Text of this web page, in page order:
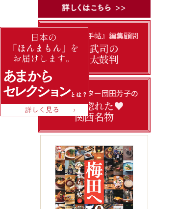
『あまから手帖』編集顧問
門上武司の
美味太鼓判
フードライター団田芳子の
私の惚れた♥
関西名物